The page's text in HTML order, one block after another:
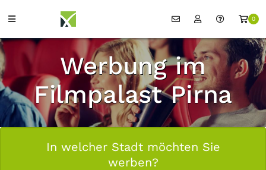
0
Werbung im
Filmpalast Pirna
In welcher Stadt möchten Sie
werben?